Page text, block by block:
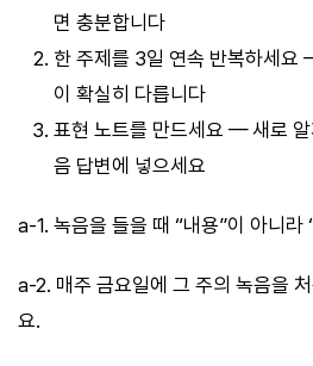
면 충분합니다
한 주제를 3일 연속 반복하세요
이 확실히 다릅니다
표현 노트를 만드세요 — 새로
음 답변에 넣으세요
a-1. 녹음을 들을 때 “내용”이 아니라
a-2. 매주 금요일에 그 주의 녹음을
요.